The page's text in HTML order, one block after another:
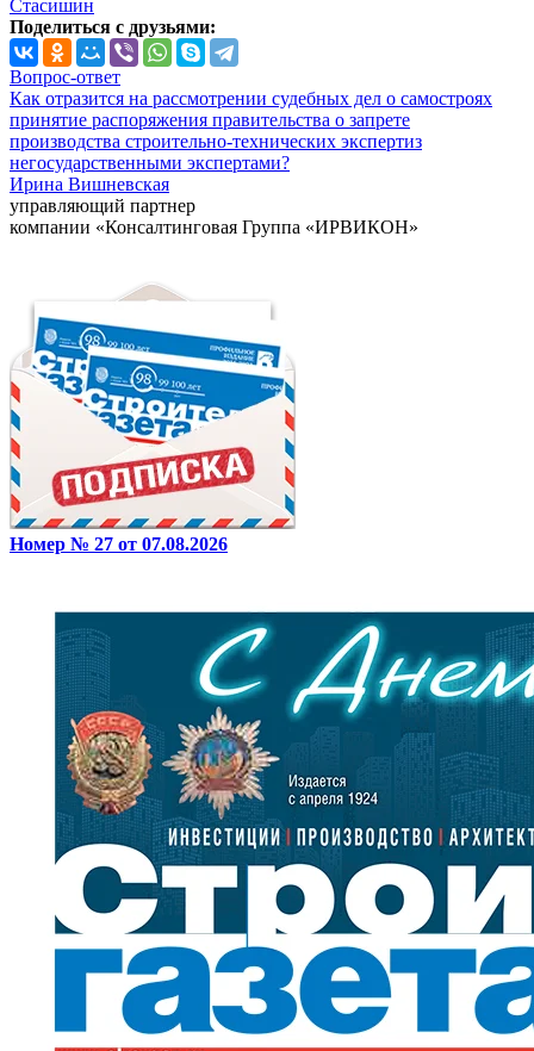
Стасишин
Поделиться с друзьями:
Вопрос-ответ
Как отразится на рассмотрении судебных дел о самостроях
принятие распоряжения правительства о запрете
производства строительно-технических экспертиз
негосударственными экспертами?
Ирина Вишневская
управляющий партнер
компании «Консалтинговая Группа «ИРВИКОН»
Номер № 27 от 07.08.2026